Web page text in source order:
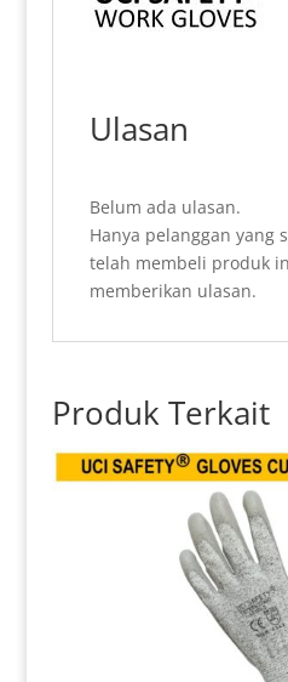
Ulasan
Belum ada ulasan.
Hanya pelanggan yang
telah membeli produk
memberikan ulasan.
Produk Terkait